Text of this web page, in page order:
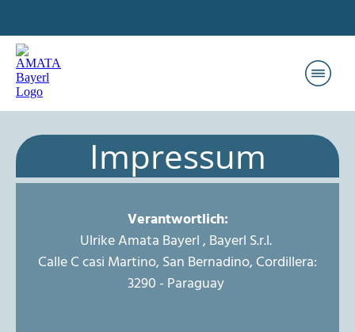
AMATAs Blog
Impressum
Verantwortlich:
Ulrike Amata Bayerl , Bayerl S.r.l.
Calle C casi Martino, San Bernadino, Cordillera:
3290 - Paraguay